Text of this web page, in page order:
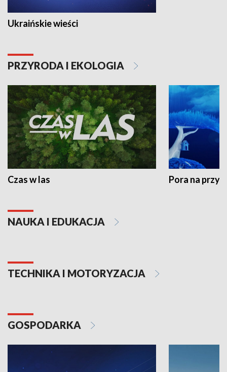
Ukraińskie wieści
PRZYRODA I EKOLOGIA
Czas w las Pora na
NAUKA I EDUKACJA
TECHNIKA I MOTORYZACJA
GOSPODARKA